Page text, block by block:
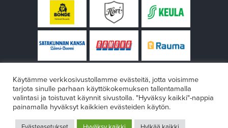
Käytämme verkkosivustollamme evästeitä, jotta voisimme
tarjota sinulle parhaan käyttökokemuksen tallentamalla
valintasi ja toistuvat käynnit sivustolla. "Hyväksy kaikki"-nappia
painamalla hyväksyt kaikkien evästeiden käytön.